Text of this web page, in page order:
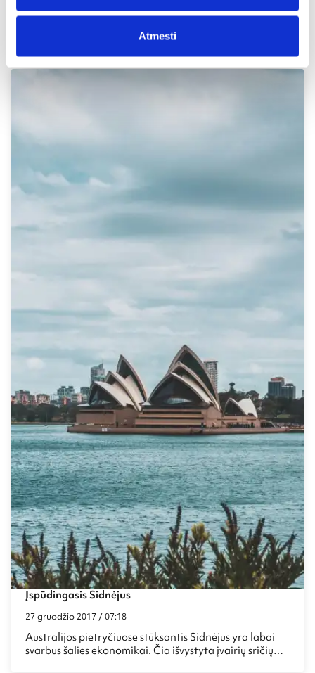
Atmesti
Kelionių manijos įrašai apie Sidnėjų
Įspūdingasis Sidnėjus
27 gruodžio 2017 / 07:18
Australijos pietryčiuose stūksantis Sidnėjus yra labai
svarbus šalies ekonomikai. Čia išvystyta įvairių sričių